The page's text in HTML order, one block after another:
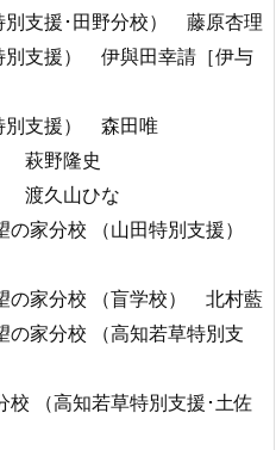
支援･田野分校） 藤原杏理
別支援） 伊與田幸請［伊与
別支援） 森田唯
萩野隆史
渡久山ひな
の家分校 （山田特別支援）
の家分校 （盲学校） 北村藍
家分校 （高知若草特別支
（高知若草特別支援･土佐